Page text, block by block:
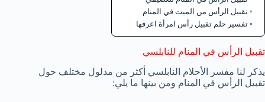
تقبيل الرأس من الميت في المنام
تفسير حلم تقبيل رأس امرأة اعرفها
تقبيل الرأس في المنام للنابلسي
يذكر لنا مفسر الأحلام النابلسي أكثر من مدلول مختلف حول
تقبيل الرأس في المنام ومن بينها ما يلي: